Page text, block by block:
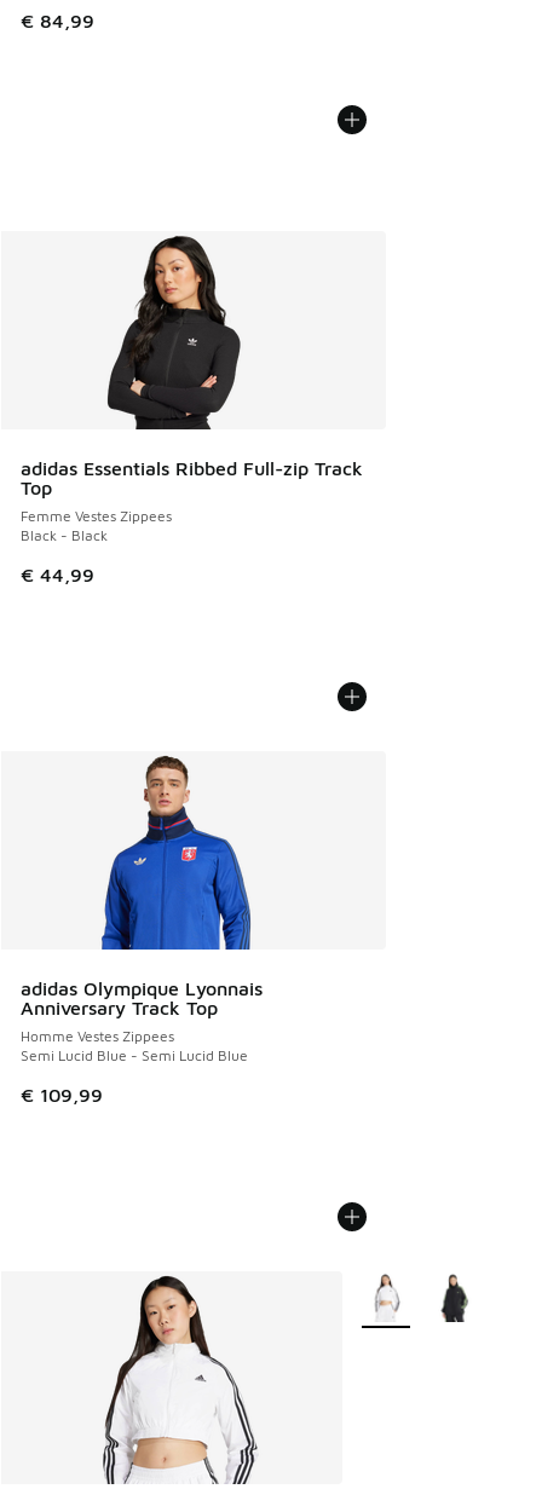
€ 84,99
adidas Essentials Ribbed Full-zip Track
Top
Femme Vestes Zippees
Black - Black
€ 44,99
adidas Olympique Lyonnais
Anniversary Track Top
Homme Vestes Zippees
Semi Lucid Blue - Semi Lucid Blue
€ 109,99
Plus de couleurs